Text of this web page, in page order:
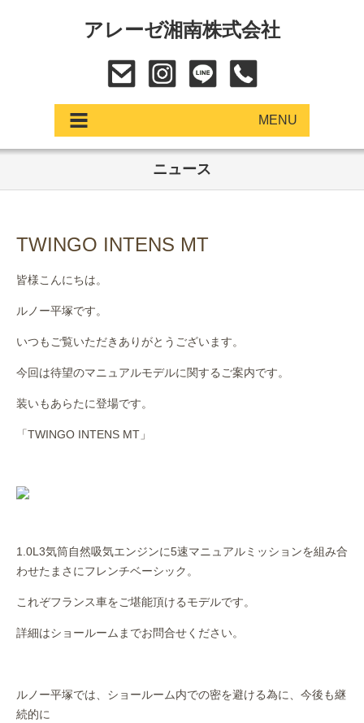
アレーゼ湘南株式会社
MENU
中古車
作業事例
ニュース
TWINGO INTENS MT
皆様こんにちは。
ルノー平塚です。
いつもご覧いただきありがとうございます。
今回は待望のマニュアルモデルに関するご案内です。
装いもあらたに登場です。
「TWINGO INTENS MT」
1.0L3気筒自然吸気エンジンに5速マニュアルミッションを組み合
わせたまさにフレンチベーシック。
これぞフランス車をご堪能頂けるモデルです。
詳細はショールームまでお問合せください。
ルノー平塚では、ショールーム内での密を避ける為に、今後も継
続的に